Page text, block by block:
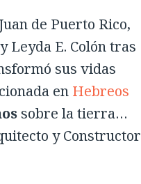
de Puerto Rico,
Leyda E. Colón tras
sus vidas
en Hebreos
sobre la tierra…
y Constructor